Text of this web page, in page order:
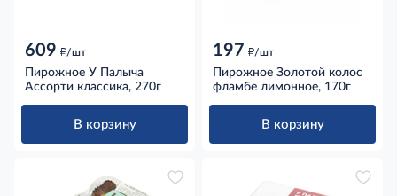
609 д/шт
Пирожное У Палыча
Ассорти классика, 270г
В корзину
197 д/шт
Пирожное Золотой колос
фламбе лимонное, 170г
В корзину